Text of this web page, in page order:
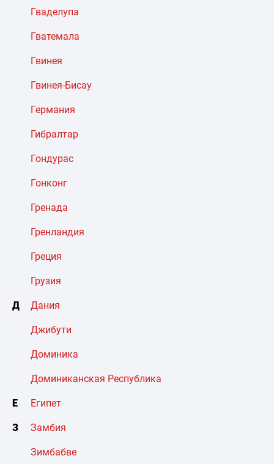
Гваделупа
Гватемала
Гвинея
Гвинея-Бисау
Германия
Гибралтар
Гондурас
Гонконг
Гренада
Гренландия
Греция
Грузия
Д Дания
Джибути
Доминика
Доминиканская Республика
Е Египет
З Замбия
Зимбабве